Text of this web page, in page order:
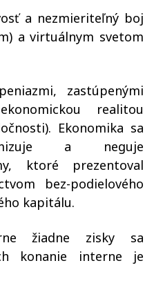
a nezmieriteľný boj
a virtuálnym svetom
zastúpenými
realitou
Ekonomika sa
a neguje
ktoré prezentoval
bez-podielového
kapitálu.
žiadne zisky sa
konanie interne je